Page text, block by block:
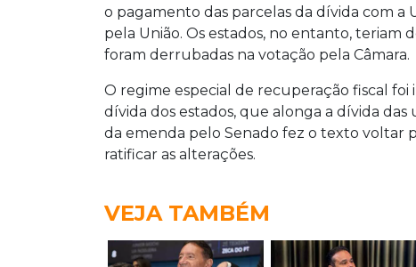
o pagamento das parcelas da dívida com a
pela União. Os estados, no entanto,
foram derrubadas na votação pela Câmara.
O regime especial de recuperação fiscal
dívida dos estados, que alonga a dívida
da emenda pelo Senado fez o texto voltar
ratificar as alterações.
VEJA TAMBÉM